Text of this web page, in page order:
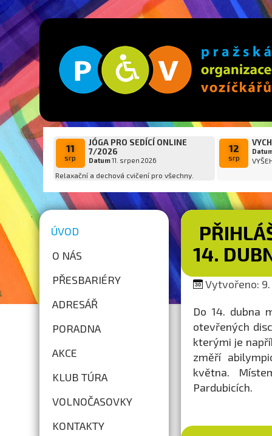
11
srp
JÓGA PRO SEDÍCÍ ONLINE
7/2026
Datum11. srpen 2026
Relaxační a dechová cvičení pro všechny.
12
srp
ÚVOD
O NÁS
PŘESBARIÉRY
ADRESÁŘ
PORADNA
AKCE
KLUB TÚRA
VOLNOČASOVKY
KONTAKTY
14.
Vytvořeno: 9.
Do 14. dubna
otevřených
kterými je
změří
května.
Pardubicích.